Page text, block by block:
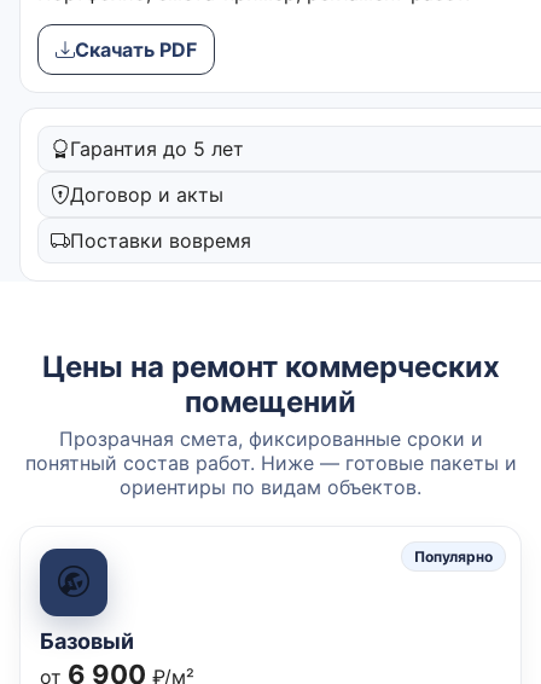
Скачать PDF
Гарантия до 5 лет
Договор и акты
Поставки вовремя
Цены на ремонт коммерческих
помещений
Прозрачная смета, фиксированные сроки и
понятный состав работ. Ниже — готовые пакеты и
ориентиры по видам объектов.
Популярно
Базовый
от 6 900 ₽/м²